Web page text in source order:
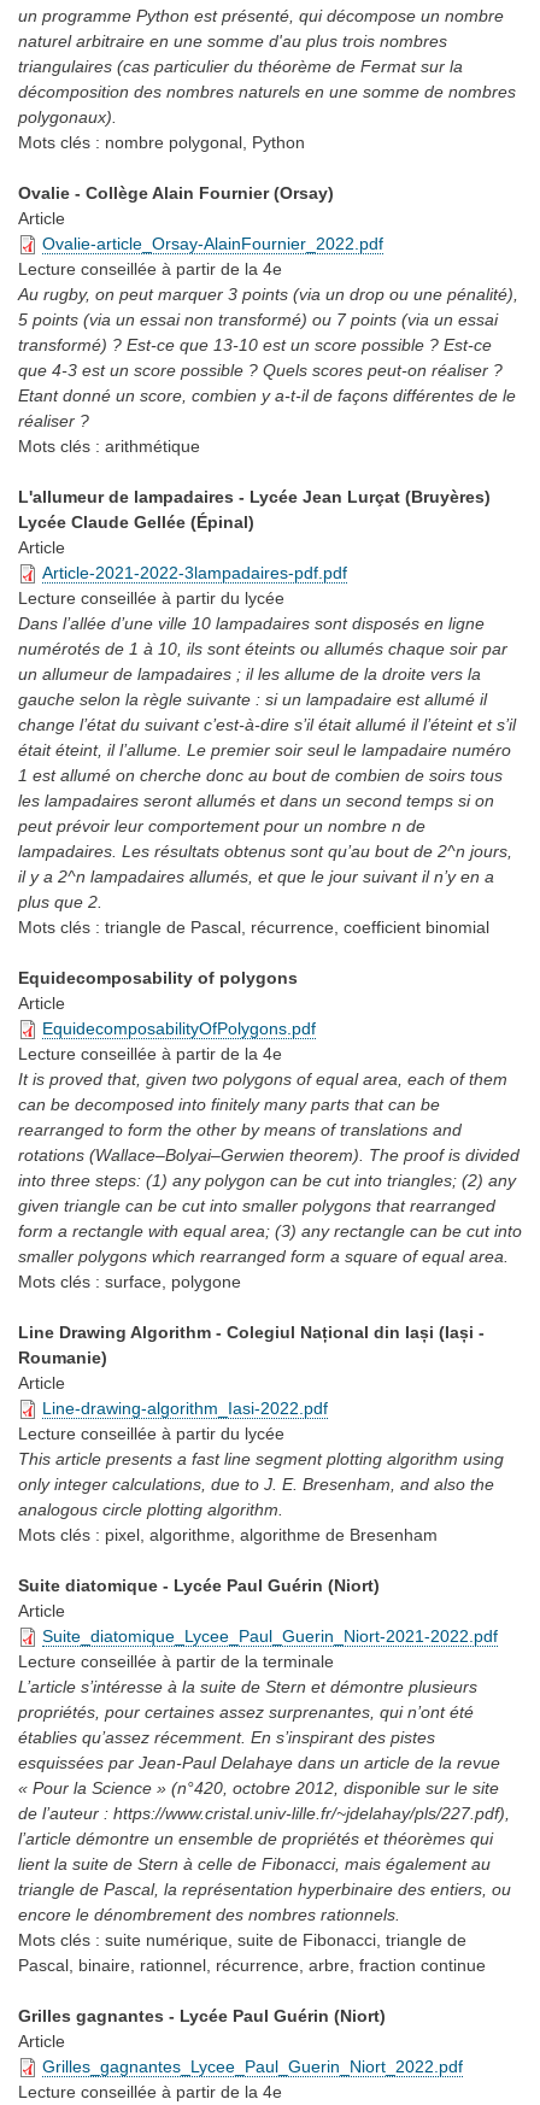
un programme Python est présenté, qui décompose un nombre
naturel arbitraire en une somme d'au plus trois nombres
triangulaires (cas particulier du théorème de Fermat sur la
décomposition des nombres naturels en une somme de nombres
polygonaux).
Mots clés : nombre polygonal, Python
Ovalie - Collège Alain Fournier (Orsay)
Article
Ovalie-article_Orsay-AlainFournier_2022.pdf
Lecture conseillée à partir de la 4e
Au rugby, on peut marquer 3 points (via un drop ou une pénalité),
5 points (via un essai non transformé) ou 7 points (via un essai
transformé) ? Est-ce que 13-10 est un score possible ? Est-ce
que 4-3 est un score possible ? Quels scores peut-on réaliser ?
Etant donné un score, combien y a-t-il de façons différentes de le
réaliser ?
Mots clés : arithmétique
L'allumeur de lampadaires - Lycée Jean Lurçat (Bruyères)
Lycée Claude Gellée (Épinal)
Article
Article-2021-2022-3lampadaires-pdf.pdf
Lecture conseillée à partir du lycée
Dans l’allée d’une ville 10 lampadaires sont disposés en ligne
numérotés de 1 à 10, ils sont éteints ou allumés chaque soir par
un allumeur de lampadaires ; il les allume de la droite vers la
gauche selon la règle suivante : si un lampadaire est allumé il
change l’état du suivant c’est-à-dire s’il était allumé il l’éteint et s’il
était éteint, il l’allume. Le premier soir seul le lampadaire numéro
1 est allumé on cherche donc au bout de combien de soirs tous
les lampadaires seront allumés et dans un second temps si on
peut prévoir leur comportement pour un nombre n de
lampadaires. Les résultats obtenus sont qu’au bout de 2^n jours,
il y a 2^n lampadaires allumés, et que le jour suivant il n’y en a
plus que 2.
Mots clés : triangle de Pascal, récurrence, coefficient binomial
Equidecomposability of polygons
Article
EquidecomposabilityOfPolygons.pdf
Lecture conseillée à partir de la 4e
It is proved that, given two polygons of equal area, each of them
can be decomposed into finitely many parts that can be
rearranged to form the other by means of translations and
rotations (Wallace–Bolyai–Gerwien theorem). The proof is divided
into three steps: (1) any polygon can be cut into triangles; (2) any
given triangle can be cut into smaller polygons that rearranged
form a rectangle with equal area; (3) any rectangle can be cut into
smaller polygons which rearranged form a square of equal area.
Mots clés : surface, polygone
Line Drawing Algorithm - Colegiul Național din Iași (Iași -
Roumanie)
Article
Line-drawing-algorithm_Iasi-2022.pdf
Lecture conseillée à partir du lycée
This article presents a fast line segment plotting algorithm using
only integer calculations, due to J. E. Bresenham, and also the
analogous circle plotting algorithm.
Mots clés : pixel, algorithme, algorithme de Bresenham
Suite diatomique - Lycée Paul Guérin (Niort)
Article
Suite_diatomique_Lycee_Paul_Guerin_Niort-2021-2022.pdf
Lecture conseillée à partir de la terminale
L’article s’intéresse à la suite de Stern et démontre plusieurs
propriétés, pour certaines assez surprenantes, qui n’ont été
établies qu’assez récemment. En s’inspirant des pistes
esquissées par Jean-Paul Delahaye dans un article de la revue
« Pour la Science » (n°420, octobre 2012, disponible sur le site
de l’auteur : https://www.cristal.univ-lille.fr/~jdelahay/pls/227.pdf),
l’article démontre un ensemble de propriétés et théorèmes qui
lient la suite de Stern à celle de Fibonacci, mais également au
triangle de Pascal, la représentation hyperbinaire des entiers, ou
encore le dénombrement des nombres rationnels.
Mots clés : suite numérique, suite de Fibonacci, triangle de
Pascal, binaire, rationnel, récurrence, arbre, fraction continue
Grilles gagnantes - Lycée Paul Guérin (Niort)
Article
Grilles_gagnantes_Lycee_Paul_Guerin_Niort_2022.pdf
Lecture conseillée à partir de la 4e